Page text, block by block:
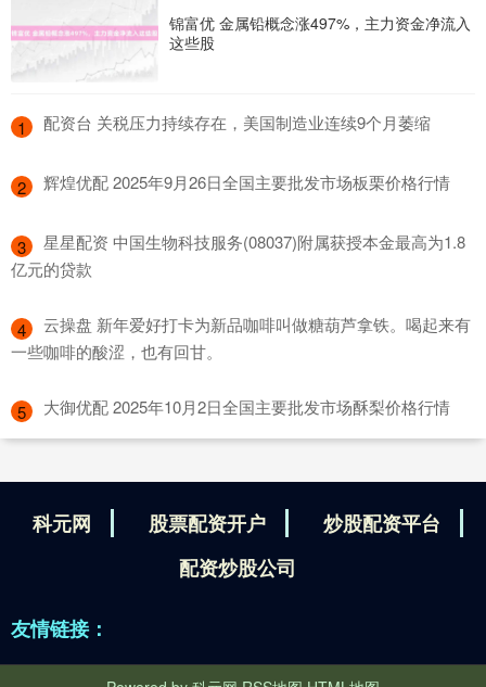
锦富优 金属铅概念涨497%，主力资金净流入
这些股
1 ​配资台 关税压力持续存在，美国制造业连续9个月萎缩
2 ​辉煌优配 2025年9月26日全国主要批发市场板栗价格行情
3
​星星配资 中国生物科技服务(08037)附属获授本金最高为1.8
亿元的贷款
4
​云操盘 新年爱好打卡为新品咖啡叫做糖葫芦拿铁。喝起来有
一些咖啡的酸涩，也有回甘。
5 ​大御优配 2025年10月2日全国主要批发市场酥梨价格行情
科元网 股票配资开户
炒股配资平台
配资炒股公司
友情链接：